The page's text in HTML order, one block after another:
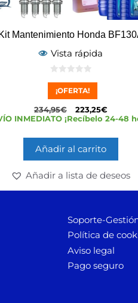
Kit Mantenimiento Honda
Vista rápida
5
¡OFERTA!
234,95€ 223,25€
INMEDIATO ¡Recíbelo 24-48
Añadir al carrito
Añadir a lista de deseos
Soporte-
Política de
Aviso legal
Pago seguro